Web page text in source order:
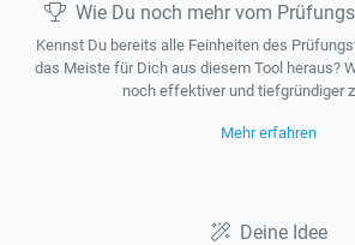
Wie Du noch mehr vom
Kennst Du bereits alle Feinheiten des
das Meiste für Dich aus diesem Tool heraus?
noch effektiver und tiefgründiger
Mehr erfahren
Deine Idee